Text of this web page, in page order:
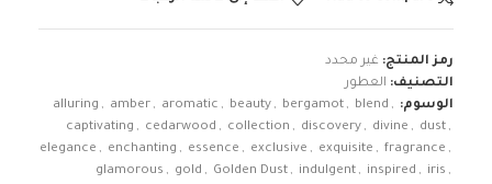
رمز المنتج: غير محدد
التصنيف: العطور
الوسوم:
alluring , amber , aromatic , beauty , bergamot , blend ,
captivating , cedarwood , collection , discovery , divine , dust ,
elegance , enchanting , essence , exclusive , exquisite , fragrance ,
glamorous , gold , Golden Dust , indulgent , inspired , iris ,